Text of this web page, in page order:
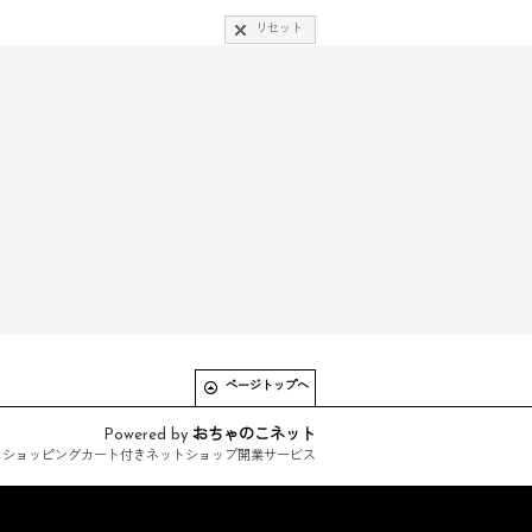
リセット
ページトップへ
Powered by おちゃのこネット
ョッピングカート付きネットショップ開業サービス